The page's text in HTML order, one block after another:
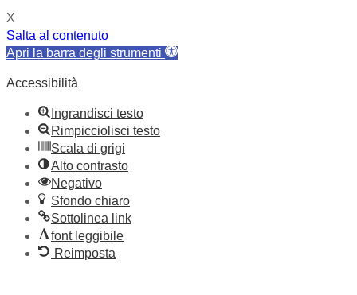
X
Salta al contenuto
Apri la barra degli strumenti
Accessibilità
Ingrandisci testo
Rimpicciolisci testo
Scala di grigi
Alto contrasto
Negativo
Sfondo chiaro
Sottolinea link
font leggibile
Reimposta